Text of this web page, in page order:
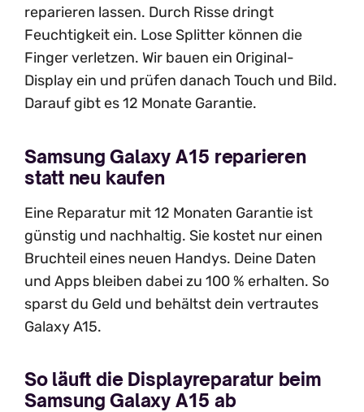
reparieren lassen. Durch Risse dringt
Feuchtigkeit ein. Lose Splitter können die
Finger verletzen. Wir bauen ein Original-
Display ein und prüfen danach Touch und Bild.
Darauf gibt es 12 Monate Garantie.
Samsung Galaxy A15 reparieren
statt neu kaufen
Eine Reparatur mit 12 Monaten Garantie ist
günstig und nachhaltig. Sie kostet nur einen
Bruchteil eines neuen Handys. Deine Daten
und Apps bleiben dabei zu 100 % erhalten. So
sparst du Geld und behältst dein vertrautes
Galaxy A15.
So läuft die Displayreparatur beim
Samsung Galaxy A15 ab